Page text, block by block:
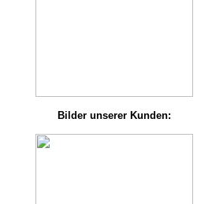
Bilder unserer Kunden: